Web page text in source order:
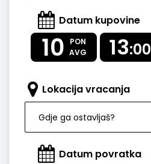
Datum kupovine
10
PON
AVG
13:00
Lokacija vracanja
Gdje ga ostavljaš?
Datum povratka